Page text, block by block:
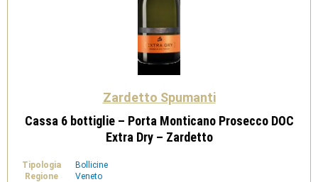
Zardetto Spumanti
Cassa 6 bottiglie – Porta Monticano Prosecco DOC
Extra Dry – Zardetto
Tipologia
Bollicine
Regione
Veneto